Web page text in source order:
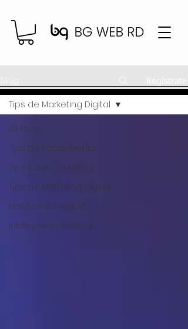
Regístrate
All Posts
Tips de Social Media
Tips sobre Branding
Tips de Marketing Digital
Noticias BG WEB RD
Inteligencia Artificial
Tips de Marketing Digital